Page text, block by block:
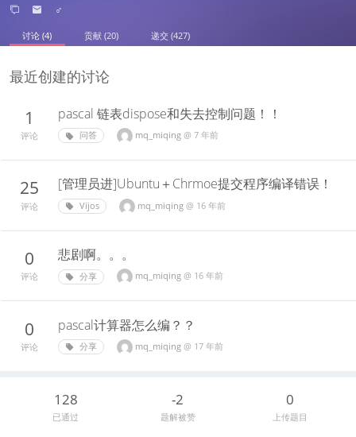
♂
讨论 (4) 贡献 (20) 递交 (427)
最近创建的讨论
1
评论
pascal 链表dispose和失去控制问题！！
问答 mq_miqing @ 7 年前
25
评论
[管理员进]Ubuntu＋Chrmoe提交程序编译错误！
Vijos mq_miqing @ 16 年前
0
评论
悲剧啊。。。
分享 mq_miqing @ 16 年前
0
评论
pascal计算器怎么编？？
分享 mq_miqing @ 17 年前
128
已通过
-2
题解被赞
0
上传题目